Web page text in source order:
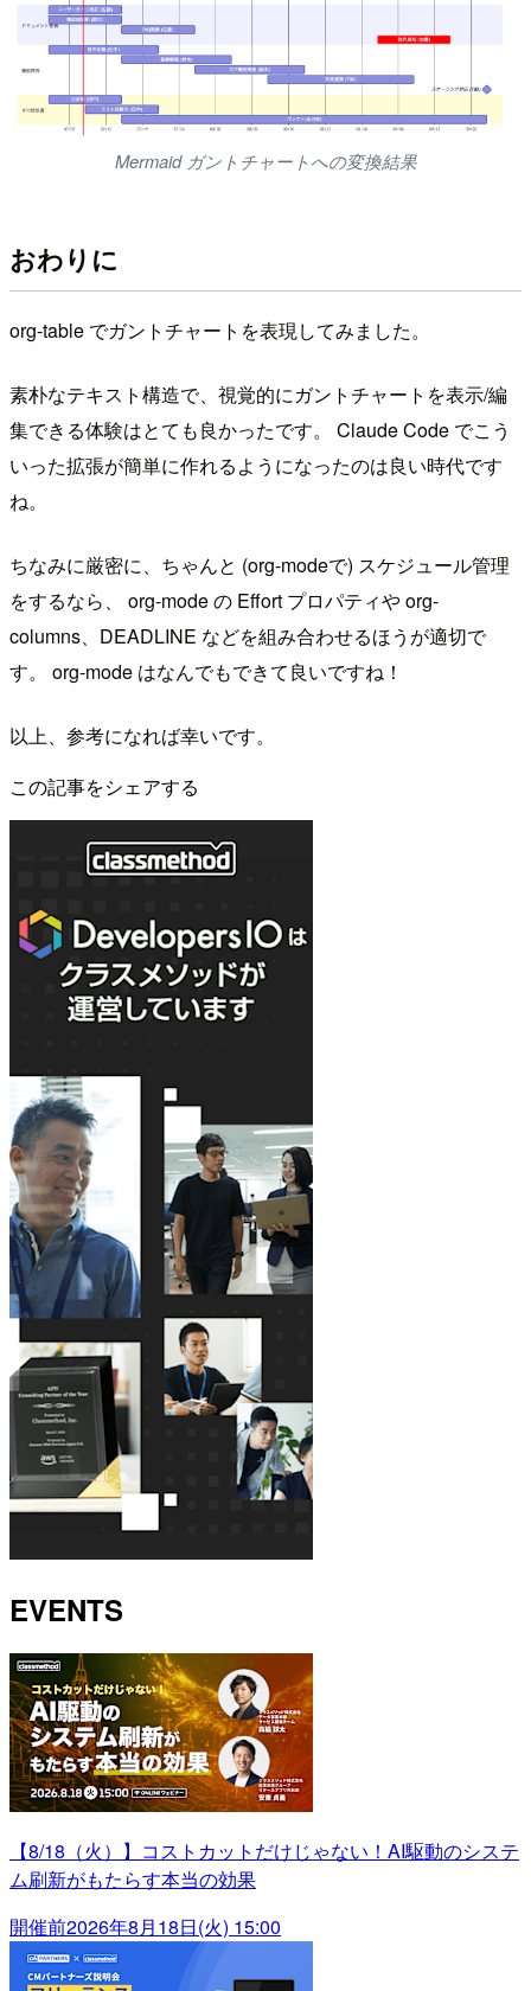
Mermaid ガントチャートへの変換結果
おわりに
org-table でガントチャートを表現してみました。
素朴なテキスト構造で、視覚的にガントチャートを表示/編
集できる体験はとても良かったです。 Claude Code でこう
いった拡張が簡単に作れるようになったのは良い時代です
ね。
ちなみに厳密に、ちゃんと (org-modeで) スケジュール管理
をするなら、 org-mode の Effort プロパティや org-
columns、DEADLINE などを組み合わせるほうが適切で
す。 org-mode はなんでもできて良いですね！
以上、参考になれば幸いです。
この記事をシェアする
EVENTS
【8/18（火）】コストカットだけじゃない！AI駆動のシステ
ム刷新がもたらす本当の効果
開催前2026年8月18日(火) 15:00